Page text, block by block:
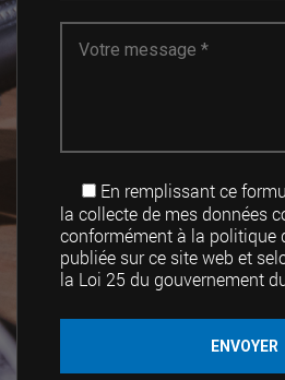
En remplissant ce
la collecte de mes données
conformément à la politique
publiée sur ce site web et
la Loi 25 du gouvernement